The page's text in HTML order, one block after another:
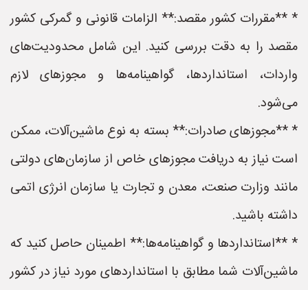
* **مقررات کشور مقصد:** الزامات قانونی و گمرکی کشور
مقصد را به دقت بررسی کنید. این شامل محدودیت‌های
واردات، استانداردها، گواهینامه‌ها و مجوزهای لازم
می‌شود.
* **مجوزهای صادرات:** بسته به نوع ماشین‌آلات، ممکن
است نیاز به دریافت مجوزهای خاص از سازمان‌های دولتی
مانند وزارت صنعت، معدن و تجارت یا سازمان انرژی اتمی
داشته باشید.
* **استانداردها و گواهینامه‌ها:** اطمینان حاصل کنید که
ماشین‌آلات شما مطابق با استانداردهای مورد نیاز در کشور